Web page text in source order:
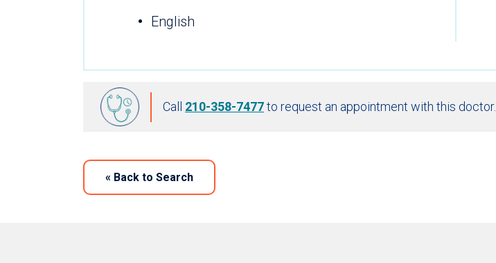
English
Call 210-358-7477to request an appointment with this doctor.
« Back to Search